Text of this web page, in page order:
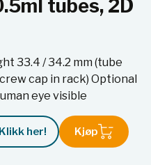
tubes, 2D
33.4 / 34.2 mm (tube
cap in rack) Optional
eye visible
her! Kjøp